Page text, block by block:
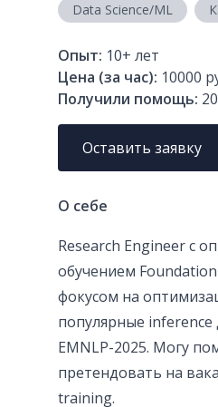
Data Science/ML
Опыт: 10+ лет
Цена (за час): 10000
Получили помощь: 20
Оставить заявку
О себе
Research Engineer с
обучением
фокусом на
популярные
EMNLP-2025. Могу
претендовать на
training.